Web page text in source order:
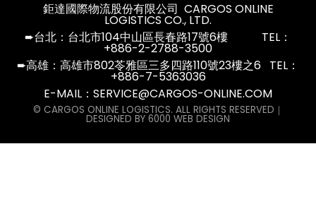
鉅達國際物流股份有限公司 CARGOS ONLINE
LOGISTICS CO., LTD.
➨台北：台北市104中山區長春路17號6樓 TEL：
+886-2-2788-3500
➨高雄：高雄市802苓雅區三多四路110號23樓之6 TEL：
+886-7-5363036
E-MAIL： SERVICE@CARGOS-ONLINE.COM
© CARGOS ONLINE LOGISTICS. ALL RIGHTS RESERVED｜
DESIGNED BY 6000 WEB DESIGN